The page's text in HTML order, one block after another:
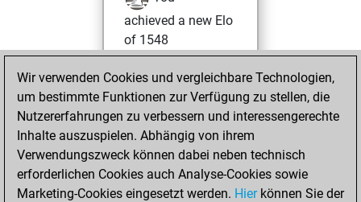
achieved a new Elo
of 1548
Montag,
September 15,
2025
You had a best
sprint of 25 positions
Tactics
You
Wir verwenden Cookies und vergleichbare Technologien,
um bestimmte Funktionen zur Verfügung zu stellen, die
Nutzererfahrungen zu verbessern und interessengerechte
Inhalte auszuspielen. Abhängig von ihrem
Verwendungszweck können dabei neben technisch
erforderlichen Cookies auch Analyse-Cookies sowie
Marketing-Cookies eingesetzt werden. Hierkönnen Sie der